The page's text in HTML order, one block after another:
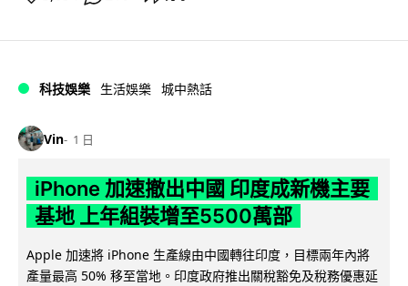
科技娛樂 生活娛樂 城中熱話
Vin 1 日
iPhone 加速撤出中國 印度成新機主要
基地 上年組裝增至5500萬部
Apple 加速將 iPhone 生產線由中國轉往印度，目標兩年內將
產量最高 50% 移至當地。印度政府推出關稅豁免及稅務優惠延